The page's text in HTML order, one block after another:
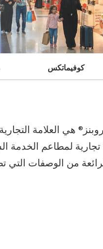
كوفيماتكس
تجارية لمطاعم